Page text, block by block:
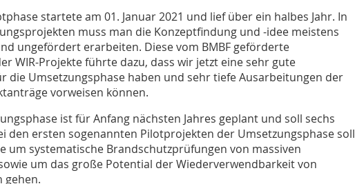
startete am 01. Januar 2021 und lief über ein halbes Jahr. In
muss man die Konzeptfindung und -idee meistens
ungefördert erarbeiten. Diese vom BMBF geförderte
WIR-Projekte führte dazu, dass wir jetzt eine sehr gute
die Umsetzungsphase haben und sehr tiefe Ausarbeitungen der
vorweisen können.
ist für Anfang nächs­ten Jahres geplant und soll sechs
den ersten sogenannten Pilotprojekten der Umsetzungsphase soll
um systematische Brandschutzprüfungen von massiven
um das große Potential der Wiederverwendbarkeit von
gehen.